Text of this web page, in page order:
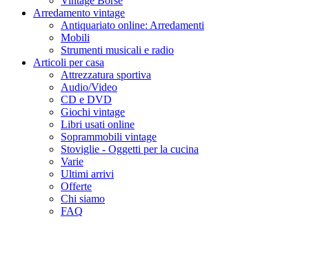
Arredamento vintage
Antiquariato online: Arredamenti
Mobili
Strumenti musicali e radio
Articoli per casa
Attrezzatura sportiva
Audio/Video
CD e DVD
Giochi vintage
Libri usati online
Soprammobili vintage
Stoviglie - Oggetti per la cucina
Varie
Ultimi arrivi
Offerte
Chi siamo
FAQ